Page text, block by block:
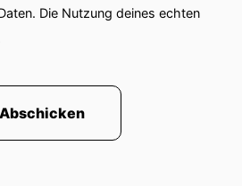
Die Nutzung deines echten
Abschicken